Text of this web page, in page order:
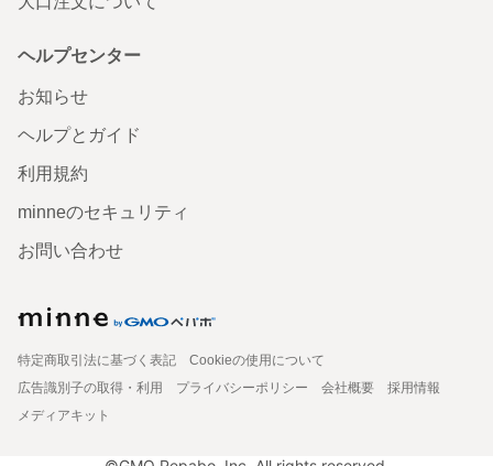
ヘルプセンター
お知らせ
ヘルプとガイド
利用規約
minneのセキュリティ
お問い合わせ
特定商取引法に基づく表記
Cookieの使用について
広告識別子の取得・利用
プライバシーポリシー 会社概要
採用情報
メディアキット